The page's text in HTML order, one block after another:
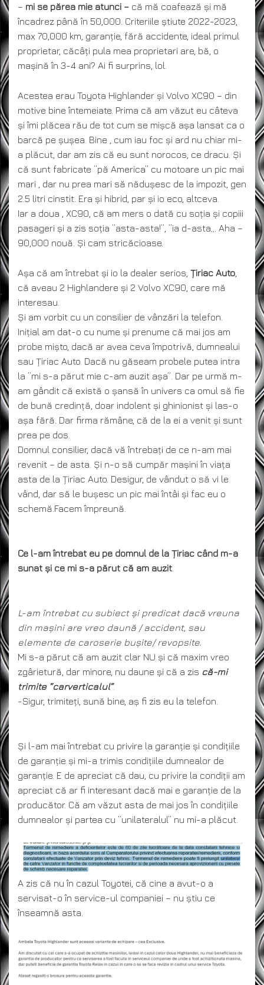
– mi se părea mie atunci – că mă coafează și mă
încadrez până în 50,000. Criteriile știute 2022-2023,
max 70,000 km, garanție, fără accidente, ideal primul
proprietar, căcâți pula mea proprietari are, bă, o
mașină în 3-4 ani? Ai fi surprins, lol.
Acestea erau Toyota Highlander și Volvo XC90 – din
motive bine întemeiate. Prima că am văzut eu câteva
și îmi plăcea rău de tot cum se mișcă așa lansat ca o
barcă pe șușea. Bine , cum iau foc și ard nu chiar mi-
a plăcut, dar am zis că eu sunt norocos, ce dracu. Și
că sunt fabricate ”pă America” cu motoare un pic mai
mari , dar nu prea mari să nădușesc de la impozit, gen
2.5 litri cinstit. Era și hibrid, par și io eco, altceva.
Iar a doua , XC90, că am mers o dată cu soția și copiii
pasageri și a zis soția ”asta-asta!”, ”ia d-asta„. Aha –
90,000 nouă. Și cam stricăcioase.
Așa că am întrebat și io la dealer serios, Țiriac Auto
că aveau 2 Highlandere și 2 Volvo XC90, care mă
interesau.
Și am vorbit cu un consilier de vânzări la telefon.
Inițial am dat-o cu nume și prenume că mai jos am
probe mișto, dacă ar avea ceva împotrivă, dumnealui
sau Țiriac Auto. Dacă nu găseam probele putea intra
la ”mi s-a părut mie c-am auzit așa”. Dar pe urmă m-
am gândit că există o șansă în univers ca omul să fie
de bună credință, doar indolent și ghinionist și las-o
așa fără. Dar firma rămâne, că de la ei a venit și sunt
prea pe dos.
Domnul consilier, dacă vă întrebați de ce n-am mai
revenit – de asta. Și n-o să cumpăr mașini în viața
asta de la Țiriac Auto. Desigur, de vândut o să vi le
vând, dar să le bușesc un pic mai întâi și fac eu o
schemă.Facem împreună.
Ce l-am întrebat eu pe domnul de la Țiriac când m-a
sunat și ce mi s-a părut că am auzit
L-am întrebat cu subiect și predicat dacă vreuna
din mașini are vreo daună / accident, sau
elemente de caroserie bușite/ revopsite.
Mi s-a părut că am auzit clar NU și că maxim vreo
zgârietură, dar minore, nu daune și că a zis că-mi
trimite ”carverticalul”.
-Sigur, trimiteți, sună bine, aș fi zis eu la telefon.
Și l-am mai întrebat cu privire la garanție și condițiile
de garanție și mi-a trimis condițiile dumnealor de
garanție. E de apreciat că dau, cu privire la condiții am
apreciat că ar fi interesant dacă mai e garanție de la
producător. Că am văzut asta de mai jos în condițiile
dumnealor și partea cu ”unilateralul” nu mi-a plăcut.
A zis că nu în cazul Toyotei, că cine a avut-o a
servisat-o în service-ul companiei – nu știu ce
înseamnă asta.